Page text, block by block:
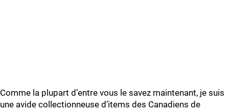
Comme la plupart d’entre vous le savez maintenant, je suis
une avide collectionneuse d’items des Canadiens de